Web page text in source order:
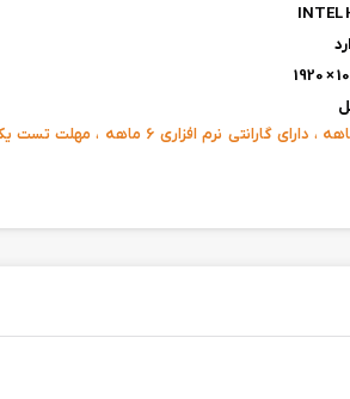
دارای گارانتی سخت افزاری 1 ماهه ، دارای گارانتی نرم